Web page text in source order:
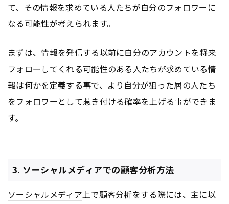
て、その情報を求めている人たちが自分のフォロワーに
なる可能性が考えられます。
まずは、情報を発信する以前に自分のアカウントを将来
フォローしてくれる可能性のある人たちが求めている情
報は何かを定義する事で、より自分が狙った層の人たち
をフォロワーとして惹き付ける確率を上げる事ができま
す。
3. ソーシャルメディアでの顧客分析方法
ソーシャルメディア上で顧客分析をする際には、主に以